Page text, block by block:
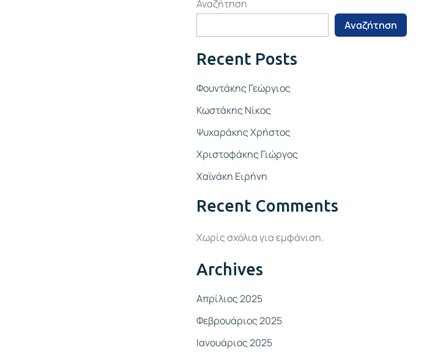
Αναζήτηση
Αναζήτηση
Recent Posts
Φουντάκης Γεώργιος
Κωστάκης Νίκος
Ψυχαράκης Χρήστος
Χριστοφάκης Γιώργος
Χαϊνάκη Ειρήνη
Recent Comments
Χωρίς σχόλια για εμφάνιση.
Archives
Απρίλιος 2025
Φεβρουάριος 2025
Ιανουάριος 2025